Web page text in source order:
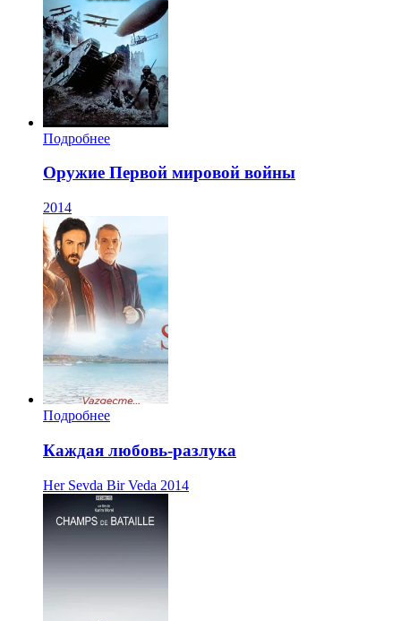
Подробнее
Оружие Первой мировой войны
2014
Подробнее
Каждая любовь-разлука
Her Sevda Bir Veda 2014